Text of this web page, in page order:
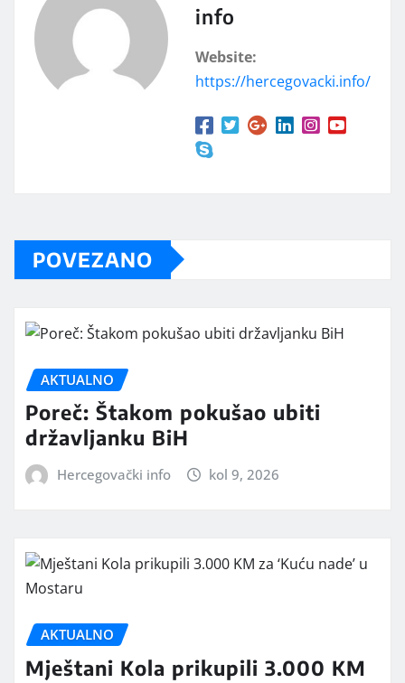
info
Website:
https://hercegovacki.info/
POVEZANO
AKTUALNO
Poreč: Štakom pokušao ubiti
državljanku BiH
Hercegovački info kol 9, 2026
AKTUALNO
Mještani Kola prikupili 3.000 KM